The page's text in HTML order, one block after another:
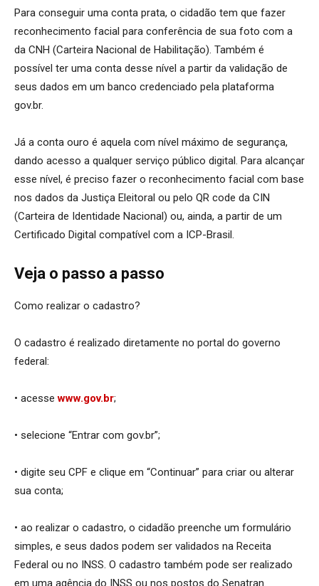
Para conseguir uma conta prata, o cidadão tem que fazer
reconhecimento facial para conferência de sua foto com a
da CNH (Carteira Nacional de Habilitação). Também é
possível ter uma conta desse nível a partir da validação de
seus dados em um banco credenciado pela plataforma
gov.br.
Já a conta ouro é aquela com nível máximo de segurança,
dando acesso a qualquer serviço público digital. Para alcançar
esse nível, é preciso fazer o reconhecimento facial com base
nos dados da Justiça Eleitoral ou pelo QR code da CIN
(Carteira de Identidade Nacional) ou, ainda, a partir de um
Certificado Digital compatível com a ICP-Brasil.
Veja o passo a passo
Como realizar o cadastro?
O cadastro é realizado diretamente no portal do governo
federal:
• acesse www.gov.br;
• selecione “Entrar com gov.br”;
• digite seu CPF e clique em “Continuar” para criar ou alterar
sua conta;
• ao realizar o cadastro, o cidadão preenche um formulário
simples, e seus dados podem ser validados na Receita
Federal ou no INSS. O cadastro também pode ser realizado
em uma agência do INSS ou nos postos do Senatran.